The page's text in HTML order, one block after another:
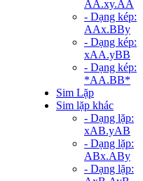
AA.xy.AA
- Dạng kép:
AAx.BBy
- Dạng kép:
xAA.yBB
- Dạng kép:
*AA.BB*
Sim Lặp
Sim lặp khác
- Dạng lặp:
xAB.yAB
- Dạng lặp:
ABx.ABy
- Dạng lặp: